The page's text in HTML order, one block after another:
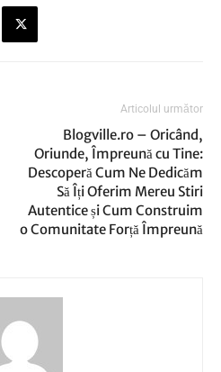
Articolul următor
Blogville.ro – Oricând,
Oriunde, Împreună cu Tine:
Descoperă Cum Ne Dedicăm
Să Îți Oferim Mereu Stiri
Autentice și Cum Construim
o Comunitate Forță Împreună